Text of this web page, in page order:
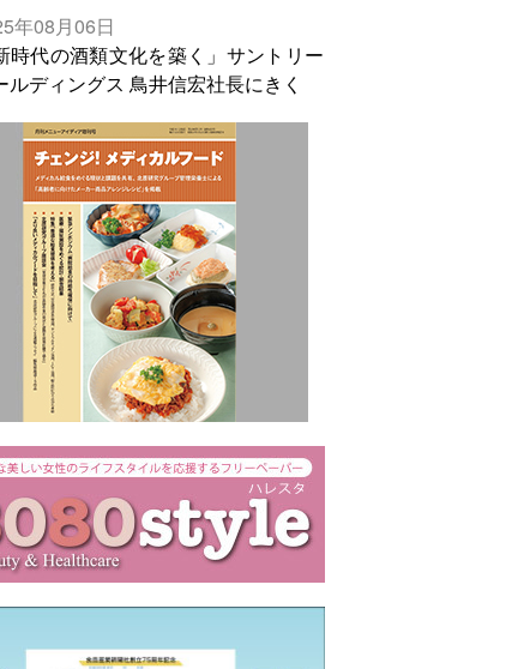
年08月06日
時代の酒類文化を築く」サントリー
ルディングス 鳥井信宏社長にきく